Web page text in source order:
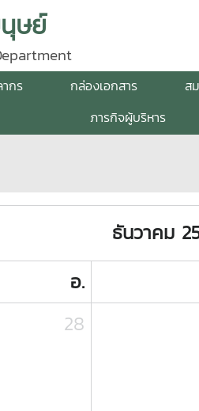
ษย์
กร กล่องเอกสาร ส
ภารกิจผู้บริหาร
ธันวาคม
อ.
28